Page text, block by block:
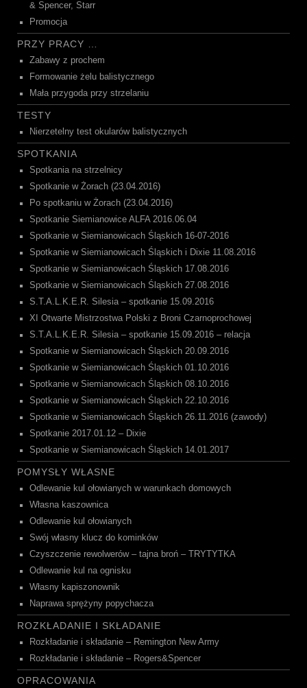
& Spencer, Starr
Promocja
PRZY PRACY …
Zabawy z prochem
Formowanie żelu balistycznego
Mała przygoda przy strzelaniu
TESTY
Nierzetelny test okularów balistycznych
SPOTKANIA
Spotkania na strzelnicy
Spotkanie w Żorach (23.04.2016)
Po spotkaniu w Żorach (23.04.2016)
Spotkanie Siemianowice ALFA 2016.06.04
Spotkanie w Siemianowicach Śląskich 16-07-2016
Spotkanie w Siemianowicach Śląskich i Dixie 11.08.2016
Spotkanie w Siemianowicach Śląskich 17.08.2016
Spotkanie w Siemianowicach Śląskich 27.08.2016
S.T.A.L.K.E.R. Silesia – spotkanie 15.09.2016
XI Otwarte Mistrzostwa Polski z Broni Czarnoprochowej
S.T.A.L.K.E.R. Silesia – spotkanie 15.09.2016 – relacja
Spotkanie w Siemianowicach Śląskich 20.09.2016
Spotkanie w Siemianowicach Śląskich 01.10.2016
Spotkanie w Siemianowicach Śląskich 08.10.2016
Spotkanie w Siemianowicach Śląskich 22.10.2016
Spotkanie w Siemianowicach Śląskich 26.11.2016 (zawody)
Spotkanie 2017.01.12 – Dixie
Spotkanie w Siemianowicach Śląskich 14.01.2017
POMYSŁY WŁASNE
Odlewanie kul ołowianych w warunkach domowych
Własna kaszownica
Odlewanie kul ołowianych
Swój własny klucz do kominków
Czyszczenie rewolwerów – tajna broń – TRYTYTKA
Odlewanie kul na ognisku
Własny kapiszonownik
Naprawa sprężyny popychacza
ROZKŁADANIE I SKŁADANIE
Rozkładanie i składanie – Remington New Army
Rozkładanie i składanie – Rogers&Spencer
OPRACOWANIA